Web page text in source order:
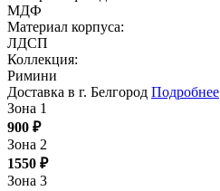
МДФ
Материал корпуса:
ЛДСП
Коллекция:
Римини
Доставка в г. Белгород Подробнее
Зона 1
900 ₽
Зона 2
1550 ₽
Зона 3